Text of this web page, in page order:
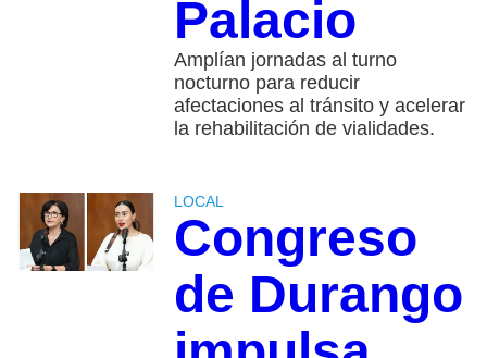
Palacio
Amplían jornadas al turno
nocturno para reducir
afectaciones al tránsito y acelerar
la rehabilitación de vialidades.
LOCAL
Congreso
de Durango